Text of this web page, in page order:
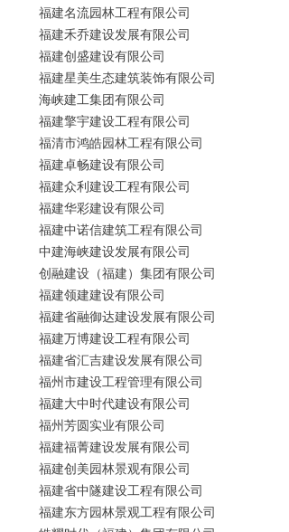
福建名流园林工程有限公司
福建禾乔建设发展有限公司
福建创盛建设有限公司
福建星美生态建筑装饰有限公司
海峡建工集团有限公司
福建擎宇建设工程有限公司
福清市鸿皓园林工程有限公司
福建卓畅建设有限公司
福建众利建设工程有限公司
福建华彩建设有限公司
福建中诺信建筑工程有限公司
中建海峡建设发展有限公司
创融建设（福建）集团有限公司
福建领建建设有限公司
福建省融御达建设发展有限公司
福建万博建设工程有限公司
福建省汇吉建设发展有限公司
福州市建设工程管理有限公司
福建大中时代建设有限公司
福州芳圆实业有限公司
福建福菁建设发展有限公司
福建创美园林景观有限公司
福建省中隧建设工程有限公司
福建东方园林景观工程有限公司